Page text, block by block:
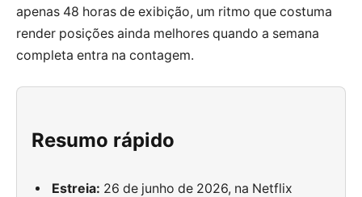
apenas 48 horas de exibição, um ritmo que costuma
render posições ainda melhores quando a semana
completa entra na contagem.
Resumo rápido
Estreia: 26 de junho de 2026, na Netflix